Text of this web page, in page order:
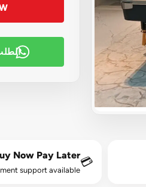
💳
Now Pay Later
support available.